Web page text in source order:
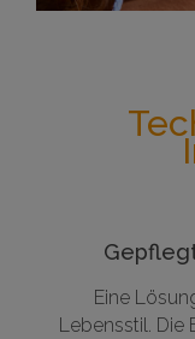
Eine
Lebensstil. Die